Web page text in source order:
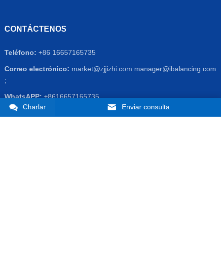
CONTÁCTENOS
Teléfono: +86 16657165735
Correo electrónico: market@zjjizhi.com manager@ibalancing.com
;
WhatsAPP: +8616657165735
Horario de atención: Lunes – Viernes 8.30am – 8PM
Charlar Enviar consulta